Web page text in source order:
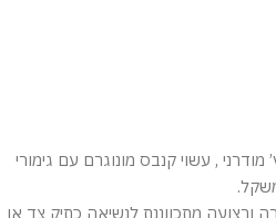
, עשוי קנבס מונוגרם עם גימורי
ורצועה מתכווננת לנשיאה כתיק צד או